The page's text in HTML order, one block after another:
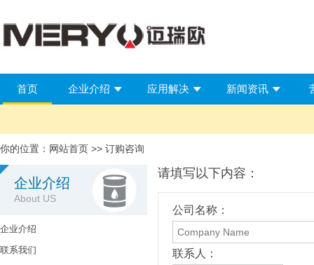
首页 企业介绍 应用解决 新闻资讯
你的位置： 网站首页 >> 订购咨询
企业介绍
About US
企业介绍
联系我们
请填写以下内容：
公司名称：
联系人：